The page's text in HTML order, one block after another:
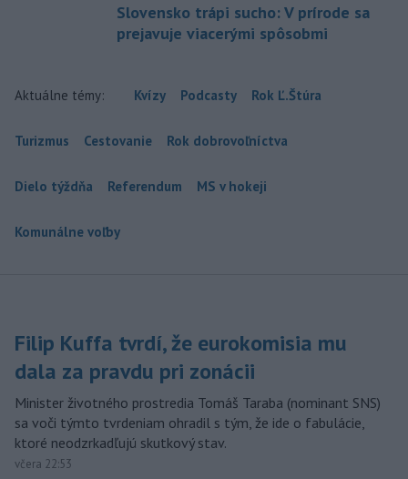
Slovensko trápi sucho: V prírode sa
prejavuje viacerými spôsobmi
Aktuálne témy: Kvízy Podcasty Rok Ľ.Štúra
Turizmus Cestovanie Rok dobrovoľníctva
Dielo týždňa Referendum MS v hokeji
Komunálne voľby
Filip Kuffa tvrdí, že eurokomisia mu
dala za pravdu pri zonácii
Minister životného prostredia Tomáš Taraba (nominant SNS)
sa voči týmto tvrdeniam ohradil s tým, že ide o fabulácie,
ktoré neodzrkadľujú skutkový stav.
včera 22:53